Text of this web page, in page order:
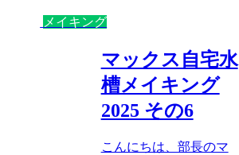
メイキング
マックス自宅水
槽メイキング
2025 その6
こんにちは、部長のマ